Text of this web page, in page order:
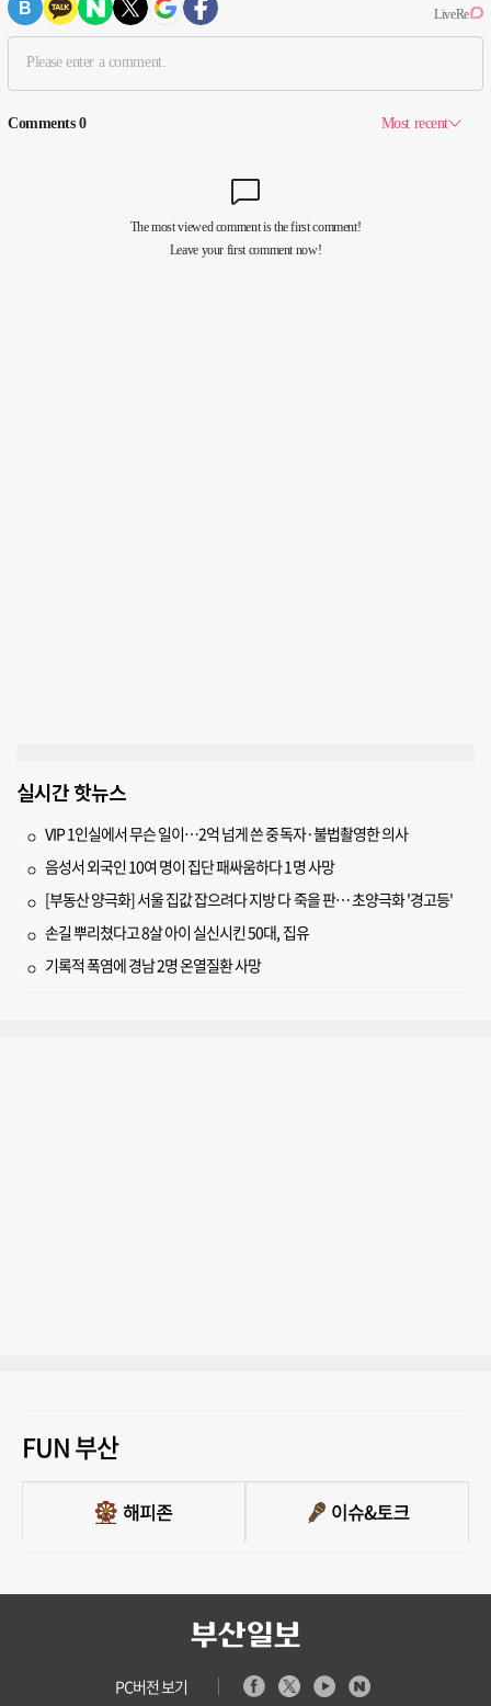
실시간 핫뉴스
VIP 1인실에서 무슨 일이…2억 넘게 쓴 중독자·불법촬영한 의사
음성서 외국인 10여 명이 집단 패싸움하다 1명 사망
[부동산 양극화] 서울 집값 잡으려다 지방 다 죽을 판… 초양극화 '경고등'
손길 뿌리쳤다고 8살 아이 실신시킨 50대, 집유
기록적 폭염에 경남 2명 온열질환 사망
FUN 부산
PC버전 보기